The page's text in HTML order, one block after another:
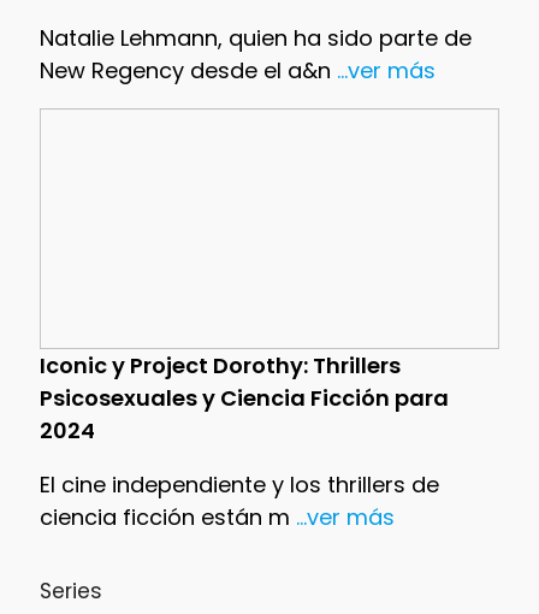
Natalie Lehmann, quien ha sido parte de
New Regency desde el a&n ...ver más
Iconic y Project Dorothy: Thrillers
Psicosexuales y Ciencia Ficción para
2024
El cine independiente y los thrillers de
ciencia ficción están m ...ver más
Series